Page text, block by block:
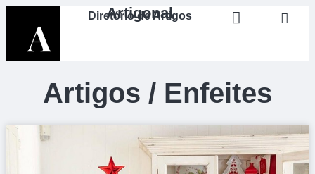
Artigonal
Diretório de Artigos
Artigos / Enfeites